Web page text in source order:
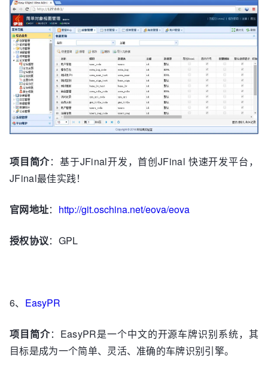
项目简介：基于JFinal开发，首创JFinal 快速开发平台，
JFinal最佳实践！
官网地址： http://git.oschina.net/eova/eova
授权协议：GPL
6、 EasyPR
项目简介：EasyPR是一个中文的开源车牌识别系统，其
目标是成为一个简单、灵活、准确的车牌识别引擎。